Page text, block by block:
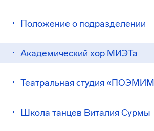
Положение о подразделении
Академический хор МИЭТа
Театральная студия
Школа танцев Виталия Сурмы